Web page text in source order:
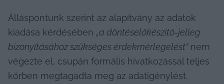
Álláspontunk szerint az alapítvány az adatok
kiadása kérdésében „a döntéselőkészítő-jelleg
bizonyításához szükséges érdekmérlegelést” nem
végezte el, csupán formális hivatkozással teljes
körben megtagadta meg az adatigénylést.